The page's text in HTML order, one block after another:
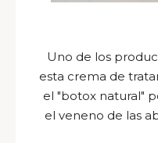
Uno de los
esta crema de
el "botox natural"
el veneno de las